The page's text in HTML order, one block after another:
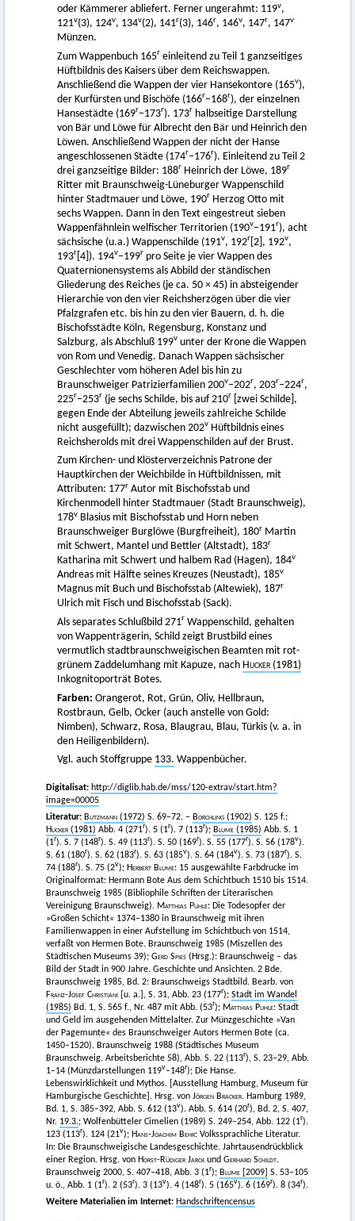
oder Kämmerer abliefert. Ferner ungerahmt: 119v,
121v(3), 124v, 134v(2), 141r(3), 146r, 146v, 147r, 147v
Münzen.
Zum Wappenbuch 165r einleitend zu Teil 1 ganzseitiges
Hüftbildnis des Kaisers über dem Reichswappen.
Anschließend die Wappen der vier Hansekontore (165v),
der Kurfürsten und Bischöfe (166r–168r), der einzelnen
Hansestädte (169r–173r). 173r halbseitige Darstellung
von Bär und Löwe für Albrecht den Bär und Heinrich den
Löwen. Anschließend Wappen der nicht der Hanse
angeschlossenen Städte (174r–176r). Einleitend zu Teil 2
drei ganzseitige Bilder: 188r Heinrich der Löwe, 189r
Ritter mit Braunschweig-Lüneburger Wappenschild
hinter Stadtmauer und Löwe, 190r Herzog Otto mit
sechs Wappen. Dann in den Text eingestreut sieben
Wappenfähnlein welfischer Territorien (190v–191r), acht
sächsische (u.a.) Wappenschilde (191v, 192r [2], 192v,
193r [4]). 194v–199r pro Seite je vier Wappen des
Quaternionensystems als Abbild der ständischen
Gliederung des Reiches (je ca. 50 × 45) in absteigender
Hierarchie von den vier Reichsherzögen über die vier
Pfalzgrafen etc. bis hin zu den vier Bauern, d. h. die
Bischofsstädte Köln, Regensburg, Konstanz und
Salzburg, als Abschluß 199v unter der Krone die Wappen
von Rom und Venedig. Danach Wappen sächsischer
Geschlechter vom höheren Adel bis hin zu
Braunschweiger Patrizierfamilien 200v–202r, 203r–224r,
225r–253r (je sechs Schilde, bis auf 210r
[zwei Schilde],
gegen Ende der Abteilung jeweils zahlreiche Schilde
nicht ausgefüllt); dazwischen 202v Hüftbildnis eines
Reichsherolds mit drei Wappenschilden auf der Brust.
Zum Kirchen- und Klösterverzeichnis Patrone der
Hauptkirchen der Weichbilde in Hüftbildnissen, mit
Attributen: 177r Autor mit Bischofsstab und
Kirchenmodell hinter Stadtmauer (Stadt Braunschweig),
178v Blasius mit Bischofsstab und Horn neben
Braunschweiger Burglöwe (Burgfreiheit), 180r Martin
mit Schwert, Mantel und Bettler (Altstadt), 183r
Katharina mit Schwert und halbem Rad (Hagen), 184v
Andreas mit Hälfte seines Kreuzes (Neustadt), 185v
Magnus mit Buch und Bischofsstab (Altewiek), 187r
Ulrich mit Fisch und Bischofsstab (Sack).
Als separates Schlußbild 271r Wappenschild, gehalten
von Wappenträgerin, Schild zeigt Brustbild eines
vermutlich stadtbraunschweigischen Beamten mit rot-
grünem Zaddelumhang mit Kapuze, nach Hucker (1981)
Inkognitoporträt Botes.
Farben: Orangerot, Rot, Grün, Oliv, Hellbraun,
Rostbraun, Gelb, Ocker (auch anstelle von Gold:
Nimben), Schwarz, Rosa, Blaugrau, Blau, Türkis (v. a. in
den Heiligenbildern).
Vgl. auch Stoffgruppe 133. Wappenbücher.
Digitalisat: http://diglib.hab.de/mss/120-extrav/start.htm?
image=00005
Literatur: Butzmann (1972) S. 69–72. – Borchling (1902) S. 125 f.;
Hucker (1981) Abb. 4 (271r). 5 (1r). 7 (113r); Blume (1985) Abb. S. 1
(1r). S. 7 (148r). S. 49 (113r). S. 50 (169r). S. 55 (177r). S. 56 (178v).
S. 61 (180r). S. 62 (183r). S. 63 (185v). S. 64 (184v). S. 73 (187r). S.
74 (188r). S. 75 (2v); Herbert Blume: 15 ausgewählte Farbdrucke im
Originalformat: Hermann Bote Aus dem Schichtbuch 1510 bis 1514.
Braunschweig 1985 (Bibliophile Schriften der Literarischen
Vereinigung Braunschweig). Matthias Puhle: Die Todesopfer der
»Großen Schicht« 1374–1380 in Braunschweig mit ihren
Familienwappen in einer Aufstellung im Schichtbuch von 1514,
verfaßt von Hermen Bote. Braunschweig 1985 (Miszellen des
Städtischen Museums 39); Gerd Spies (Hrsg.): Braunschweig – das
Bild der Stadt in 900 Jahre. Geschichte und Ansichten. 2 Bde.
Braunschweig 1985, Bd. 2: Braunschweigs Stadtbild. Bearb. von
Franz-Josef Christiani [u. a.], S. 31, Abb. 23 (177r); Stadt im Wandel
(1985) Bd. 1, S. 565 f., Nr. 487 mit Abb. (53r); Matthias Puhle: Stadt
und Geld im ausgehenden Mittelalter. Zur Münzgeschichte »Van
der Pagemunte« des Braunschweiger Autors Hermen Bote (ca.
1450–1520). Braunschweig 1988 (Städtisches Museum
Braunschweig. Arbeitsberichte 58), Abb. S. 22 (113r), S. 23–29, Abb.
1–14 (Münzdarstellungen 119v–148r); Die Hanse.
Lebenswirklichkeit und Mythos. [Ausstellung Hamburg, Museum für
Hamburgische Geschichte]. Hrsg. von Jörgen Bracker. Hamburg 1989,
Bd. 1, S. 385–392, Abb. S. 612 (13v). Abb. S. 614 (20r), Bd. 2, S. 407,
Nr. 19.3.; Wolfenbütteler Cimelien (1989) S. 249–254, Abb. 122 (1r).
123 (113r). 124 (21v); Hans-Joachim Behr: Volkssprachliche Literatur.
In: Die Braunschweigische Landesgeschichte. Jahrtausendrückblick
einer Region. Hrsg. von Horst-Rüdiger Jarck und Gerhard Schildt.
Braunschweig 2000, S. 407–418, Abb. 3 (1r); Blume [2009] S. 53–105
u. ö., Abb. 1 (1r). 2 (53r). 3 (13v). 4 (148r). 5 (165v). 6 (169r). 8 (34r).
Weitere Materialien im Internet: Handschriftencensus